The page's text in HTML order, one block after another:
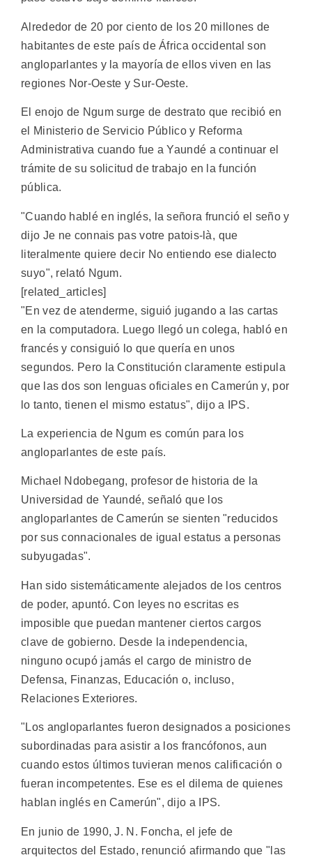
Alrededor de 20 por ciento de los 20 millones de
habitantes de este país de África occidental son
angloparlantes y la mayoría de ellos viven en las
regiones Nor-Oeste y Sur-Oeste.
El enojo de Ngum surge de destrato que recibió en
el Ministerio de Servicio Público y Reforma
Administrativa cuando fue a Yaundé a continuar el
trámite de su solicitud de trabajo en la función
pública.
"Cuando hablé en inglés, la señora frunció el seño y
dijo Je ne connais pas votre patois-là, que
literalmente quiere decir No entiendo ese dialecto
suyo", relató Ngum.
[related_articles]
"En vez de atenderme, siguió jugando a las cartas
en la computadora. Luego llegó un colega, habló en
francés y consiguió lo que quería en unos
segundos. Pero la Constitución claramente estipula
que las dos son lenguas oficiales en Camerún y, por
lo tanto, tienen el mismo estatus", dijo a IPS.
La experiencia de Ngum es común para los
angloparlantes de este país.
Michael Ndobegang, profesor de historia de la
Universidad de Yaundé, señaló que los
angloparlantes de Camerún se sienten "reducidos
por sus connacionales de igual estatus a personas
subyugadas".
Han sido sistemáticamente alejados de los centros
de poder, apuntó. Con leyes no escritas es
imposible que puedan mantener ciertos cargos
clave de gobierno. Desde la independencia,
ninguno ocupó jamás el cargo de ministro de
Defensa, Finanzas, Educación o, incluso,
Relaciones Exteriores.
"Los angloparlantes fueron designados a posiciones
subordinadas para asistir a los francófonos, aun
cuando estos últimos tuvieran menos calificación o
fueran incompetentes. Ese es el dilema de quienes
hablan inglés en Camerún", dijo a IPS.
En junio de 1990, J. N. Foncha, el jefe de
arquitectos del Estado, renunció afirmando que "las